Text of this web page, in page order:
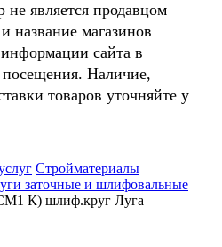
является продавцом
название магазинов
сайта в
посещения. Наличие,
товаров уточняйте у
Стройматериалы
заточные и шлифовальные
К) шлиф.круг Луга